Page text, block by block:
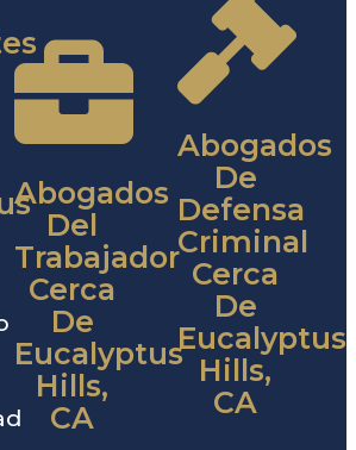
Abogados
Del
Trabajador
Cerca
De
Eucalyptus
Hills,
CA
Abogados
De
Defensa
Criminal
Cerca
De
Eucalyptus
Hills,
CA